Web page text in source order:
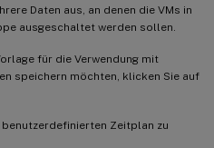
Daten aus, an denen die VMs in
ausgeschaltet werden sollen.
für die Verwendung mit
speichern möchten, klicken Sie auf
benutzerdefinierten Zeitplan zu